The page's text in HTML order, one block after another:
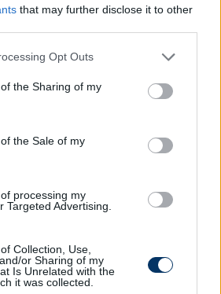
that may further disclose it to other
app uses one or more Google
or usage behaviour. You may click to
to Google and its third-party tags to
specified purposes in below Google
Opt Outs
the Sharing of my
the Sale of my
processing my
Targeted Advertising.
Collection, Use,
or Sharing of my
Is Unrelated with the
it was collected.
a korábbi Loki-edző új
NB I
két NB I-es együttessel is szóba
kikérte magának, hogy
volna Blagojevicet:
ha valaki azt feltételezi,